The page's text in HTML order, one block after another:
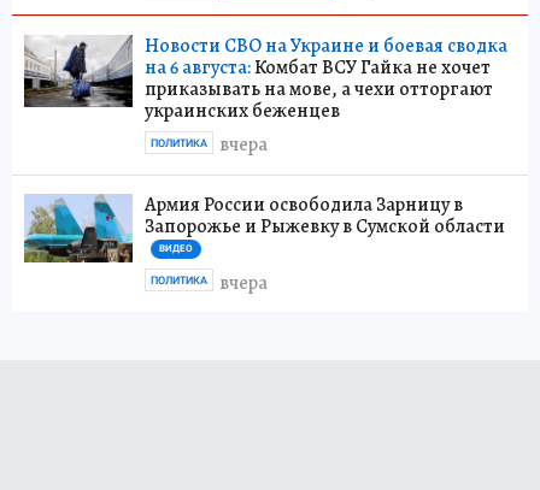
Новости СВО на Украине и боевая сводка
на 6 августа:Комбат ВСУ Гайка не хочет
приказывать на мове, а чехи отторгают
украинских беженцев
вчера
ПОЛИТИКА
Армия России освободила Зарницу в
Запорожье и Рыжевку в Сумской области
ВИДЕО
вчера
ПОЛИТИКА